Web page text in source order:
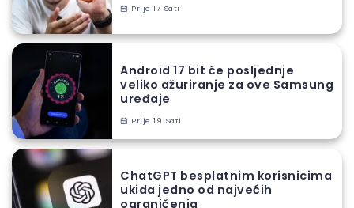
Prije 17 Sati
Android 17 bit će posljednje
veliko ažuriranje za ove Samsung
uređaje
Prije 19 Sati
ChatGPT besplatnim korisnicima
ukida jedno od najvećih
ograničenja